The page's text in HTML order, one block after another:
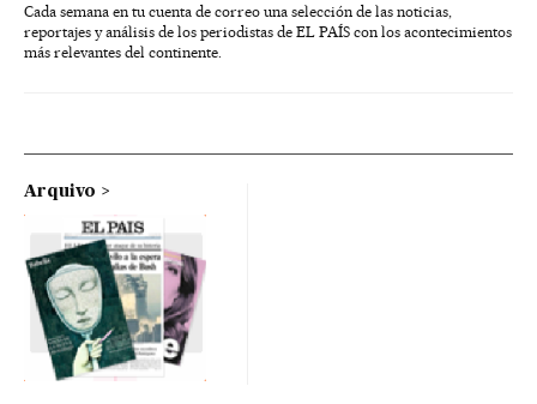
Cada semana en tu cuenta de correo una selección de las noticias,
reportajes y análisis de los periodistas de EL PAÍS con los acontecimientos
más relevantes del continente.
Arquivo